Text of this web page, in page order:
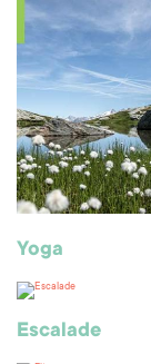
Yoga
Escalade